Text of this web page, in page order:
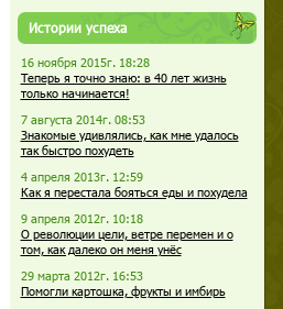
Истории успеха
16 ноября 2015г. 18:28
Теперь я точно знаю: в 40 лет жизнь
только начинается!
7 августа 2014г. 08:53
Знакомые удивлялись, как мне удалось
так быстро похудеть
4 апреля 2013г. 12:59
Как я перестала бояться еды и похудела
9 апреля 2012г. 10:18
О революции цели, ветре перемен и о
том, как далеко он меня унёс
29 марта 2012г. 16:53
Помогли картошка, фрукты и имбирь